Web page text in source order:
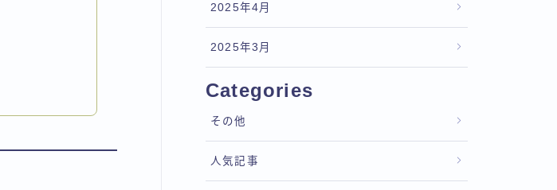
2025年4月
2025年3月
Categories
その他
人気記事